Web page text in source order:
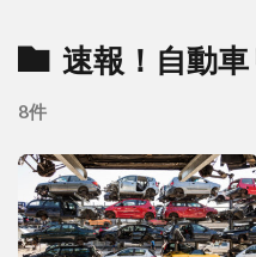
速報！自動
8件